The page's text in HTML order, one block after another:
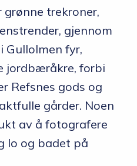
trekroner,
gjennom
Gullolmen fyr,
jordbæråkre, forbi
Refsnes gods og
gårder. Noen
av å fotografere
lo og badet på